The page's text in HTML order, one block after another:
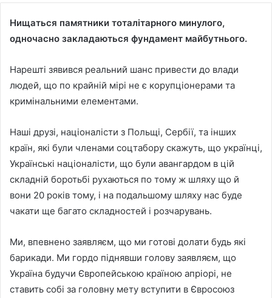
Нищаться памятники тоталітарного минулого,
одночасно закладаються фундамент майбутнього.
Нарешті зявився реальний шанс привести до влади
людей, що по крайній мірі не є корупціонерами та
кримінальними елементами.
Наші друзі, націоналісти з Польщі, Сербії, та інших
країн, які були членами соцтабору скажуть, що українці,
Українські націоналісти, що були авангардом в цій
складній боротьбі рухаються по тому ж шляху що й
вони 20 років тому, і на подальшому шляху нас буде
чакати ще багато складностей і розчарувань.
Ми, впевнено заявляєм, що ми готові долати будь які
барикади. Ми гордо піднявши голову заявляєм, що
Україна будучи Європейською країною апріорі, не
ставить собі за головну мету вступити в Євросоюз